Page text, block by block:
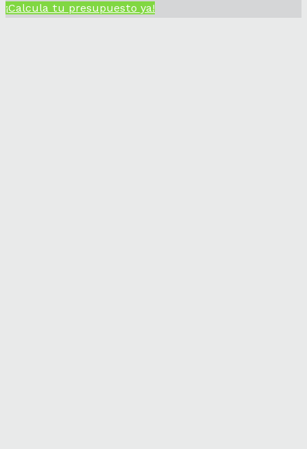
¡Calcula tu presupuesto ya!